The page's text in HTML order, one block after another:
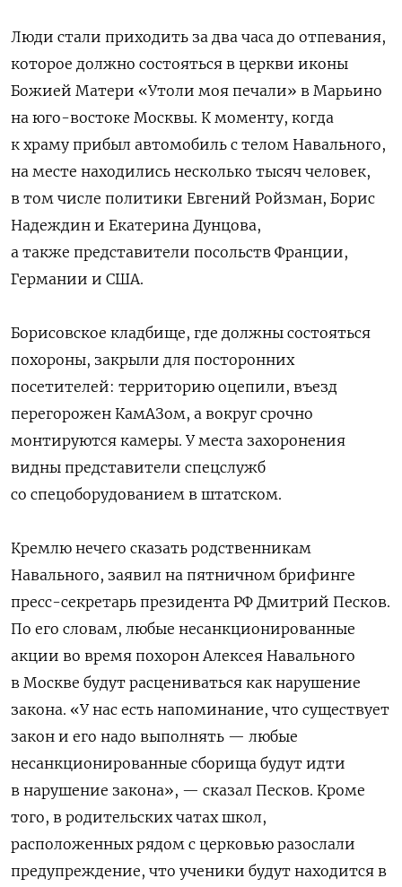
Люди стали приходить за два часа до отпевания,
которое должно состояться в церкви иконы
Божией Матери «Утоли моя печали» в Марьино
на юго-востоке Москвы. К моменту, когда
к храму прибыл автомобиль с телом Навального,
на месте находились несколько тысяч человек,
в том числе политики Евгений Ройзман, Борис
Надеждин и Екатерина Дунцова,
а также представители посольств Франции,
Германии и США.
Борисовское кладбище, где должны состояться
похороны, закрыли для посторонних
посетителей: территорию оцепили, въезд
перегорожен КамАЗом, а вокруг срочно
монтируются камеры. У места захоронения
видны представители спецслужб
со спецоборудованием в штатском.
Кремлю нечего сказать родственникам
Навального, заявил на пятничном брифинге
пресс-секретарь президента РФ Дмитрий Песков.
По его словам, любые несанкционированные
акции во время похорон Алексея Навального
в Москве будут расцениваться как нарушение
закона. «У нас есть напоминание, что существует
закон и его надо выполнять — любые
несанкционированные сборища будут идти
в нарушение закона», — сказал Песков. Кроме
того, в родительских чатах школ,
расположенных рядом с церковью разослали
предупреждение, что ученики будут находится в